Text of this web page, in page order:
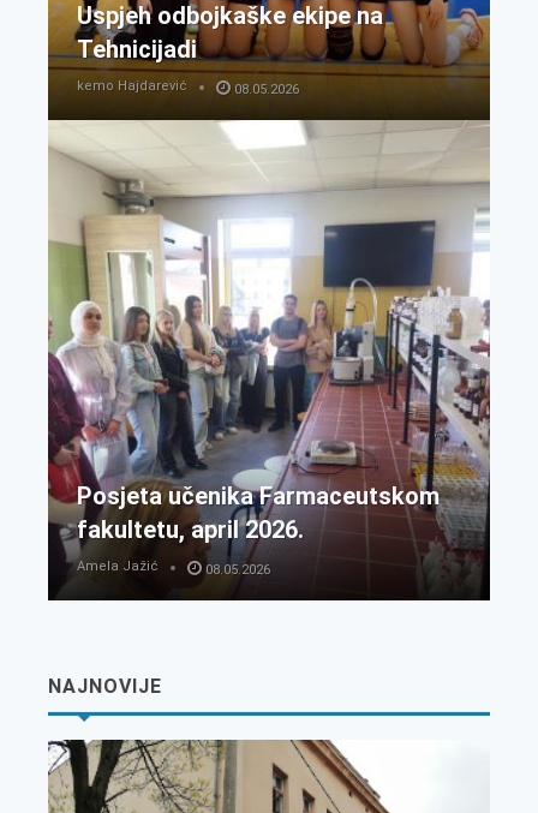
Uspjeh odbojkaške ekipe na
Tehnicijadi
kemo Hajdarević 08.05.2026
Posjeta učenika Farmaceutskom
fakultetu, april 2026.
Amela Jažić 08.05.2026
NAJNOVIJE